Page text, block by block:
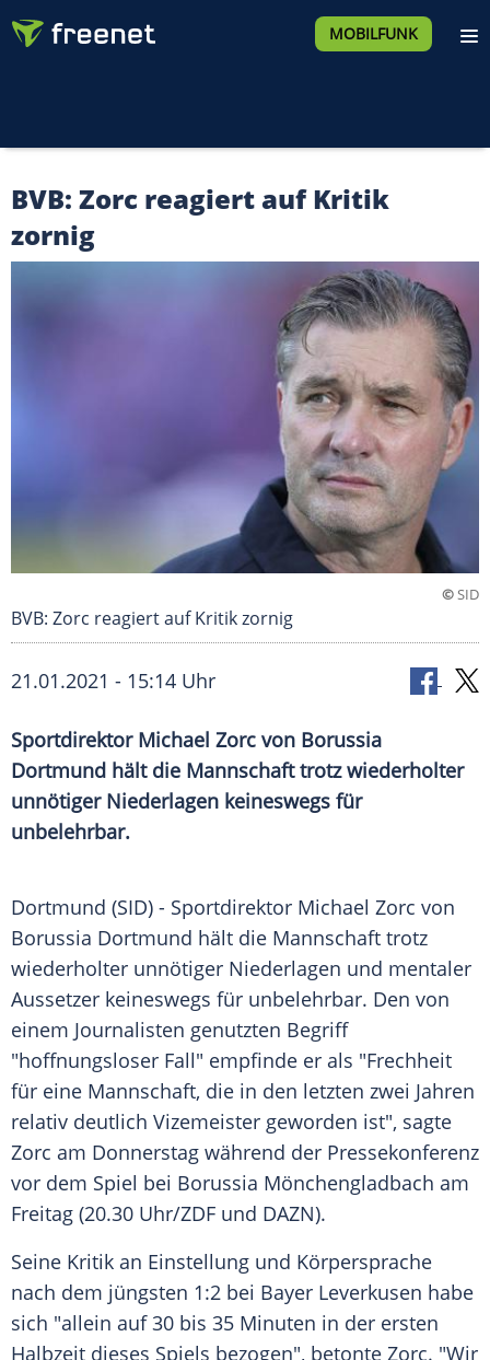
MOBILFUNK
BVB: Zorc reagiert auf Kritik
zornig
©SID
BVB: Zorc reagiert auf Kritik zornig
21.01.2021 - 15:14 Uhr
Sportdirektor Michael Zorc von Borussia
Dortmund hält die Mannschaft trotz wiederholter
unnötiger Niederlagen keineswegs für
unbelehrbar.
Dortmund (SID) - Sportdirektor Michael Zorc von
Borussia Dortmund hält die Mannschaft trotz
wiederholter unnötiger Niederlagen und mentaler
Aussetzer keineswegs für unbelehrbar. Den von
einem Journalisten genutzten Begriff
"hoffnungsloser Fall" empfinde er als "Frechheit
für eine Mannschaft, die in den letzten zwei Jahren
relativ deutlich Vizemeister geworden ist", sagte
Zorc am Donnerstag während der Pressekonferenz
vor dem Spiel bei Borussia Mönchengladbach am
Freitag (20.30 Uhr/ZDF und DAZN).
Seine Kritik an Einstellung und Körpersprache
nach dem jüngsten 1:2 bei Bayer Leverkusen habe
sich "allein auf 30 bis 35 Minuten in der ersten
Halbzeit dieses Spiels bezogen", betonte Zorc. "Wir